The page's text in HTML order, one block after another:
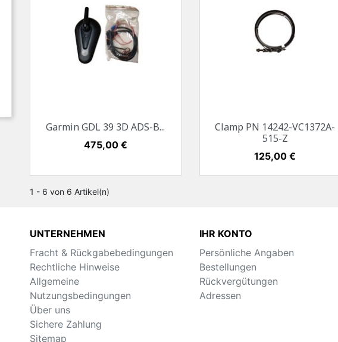
Vorschau
Garmin GDL 39 3D ADS-B...
Preis
475,00 €
 Vorschau
Clamp PN 14242-VC1372A-
515-Z
Preis
125,00 €
1 - 6 von 6 Artikel(n)
UNTERNEHMEN
Fracht & Rückgabebedingungen
Rechtliche Hinweise
Allgemeine
Nutzungsbedingungen
Über uns
Sichere Zahlung
Sitemap
IHR KONTO
Persönliche Angaben
Bestellungen
Rückvergütungen
Adressen